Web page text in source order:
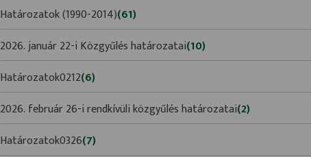
Határozatok (1990-2014)(61)
2026. január 22-i Közgyűlés határozatai(10)
Határozatok0212(6)
2026. február 26-i rendkívüli közgyűlés határozatai(2)
Határozatok0326(7)